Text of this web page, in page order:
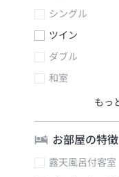
シングル
ツイン
ダブル
和室
お部屋の特徴
露天風呂付客室